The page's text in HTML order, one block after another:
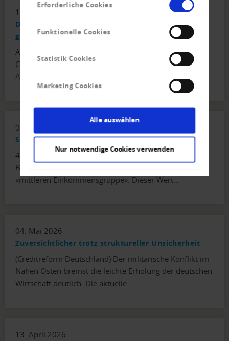
Erforderliche Cookies
Funktionelle Cookies
Statistik Cookies
Marketing Cookies
Alle auswählen
Nur notwendige Cookies verwenden
18. Juni 2026
Delegiertenversammlung: Alle Anträge einstimmig
genehmigt
An der Delegiertenversammlung des Verbandes
Creditreform vom 17. Juni in Zürich wurden sämtliche
Anträge des Vorstandes genehmigt: Jahresbericht,…
09. Juni 2026
Stabiler Schweizer Mittelstand
4,9 Millionen Personen, etwas mehr als die Hälfte der
Bevölkerung, zählen laut Bundesamt für Statistik zur
«mittleren Einkommensgruppe». Dieser Wert…
04. Mai 2026
Zuversichtlicher trotz struktureller Unsicherheit
(Creditreform Deutschland) Der militärische Konflikt im
Nahen Osten bremst die leichte Erholung der deutschen
Wirtschaft deutlich. Die aktuelle…
13. April 2026